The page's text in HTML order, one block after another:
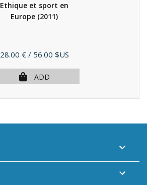
Ethique et sport en
Europe (2011)
Price
28.00 € / 56.00 $US
ADD

